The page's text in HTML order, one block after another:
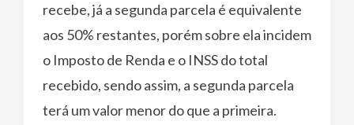
recebe, já a segunda parcela é equivalente
aos 50% restantes, porém sobre ela incidem
o Imposto de Renda e o INSS do total
recebido, sendo assim, a segunda parcela
terá um valor menor do que a primeira.